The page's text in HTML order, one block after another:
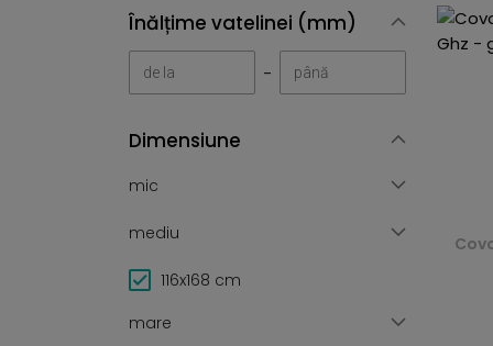
Înălțime vatelinei (mm)
-
Dimensiune
mic
mediu
116x168 cm
mare